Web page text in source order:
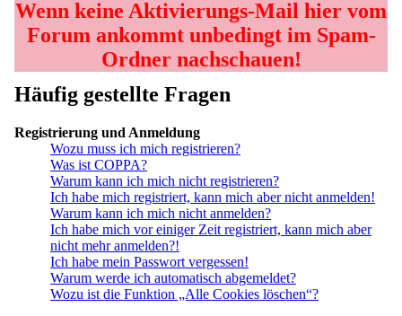
Wenn keine Aktivierungs-Mail hier vom
Forum ankommt unbedingt im Spam-
Ordner nachschauen!
Häufig gestellte Fragen
Registrierung und Anmeldung
Wozu muss ich mich registrieren?
Was ist COPPA?
Warum kann ich mich nicht registrieren?
Ich habe mich registriert, kann mich aber nicht anmelden!
Warum kann ich mich nicht anmelden?
Ich habe mich vor einiger Zeit registriert, kann mich aber
nicht mehr anmelden?!
Ich habe mein Passwort vergessen!
Warum werde ich automatisch abgemeldet?
Wozu ist die Funktion „Alle Cookies löschen“?